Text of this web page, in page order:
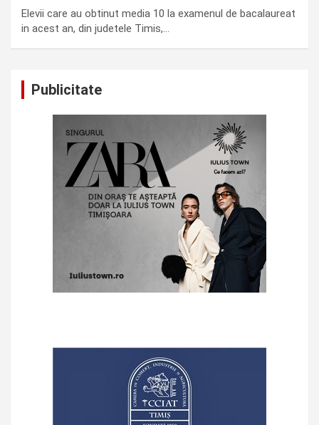
Elevii care au obtinut media 10 la examenul de bacalaureat
in acest an, din judetele Timis,…
Publicitate